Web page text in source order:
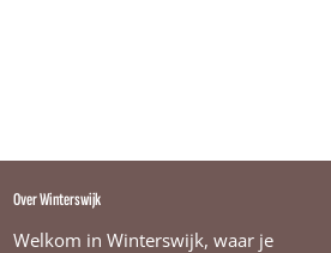
Over Winterswijk
Welkom in Winterswijk, waar je